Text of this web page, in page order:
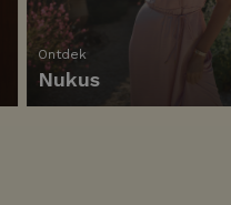
Ontdek
Nukus